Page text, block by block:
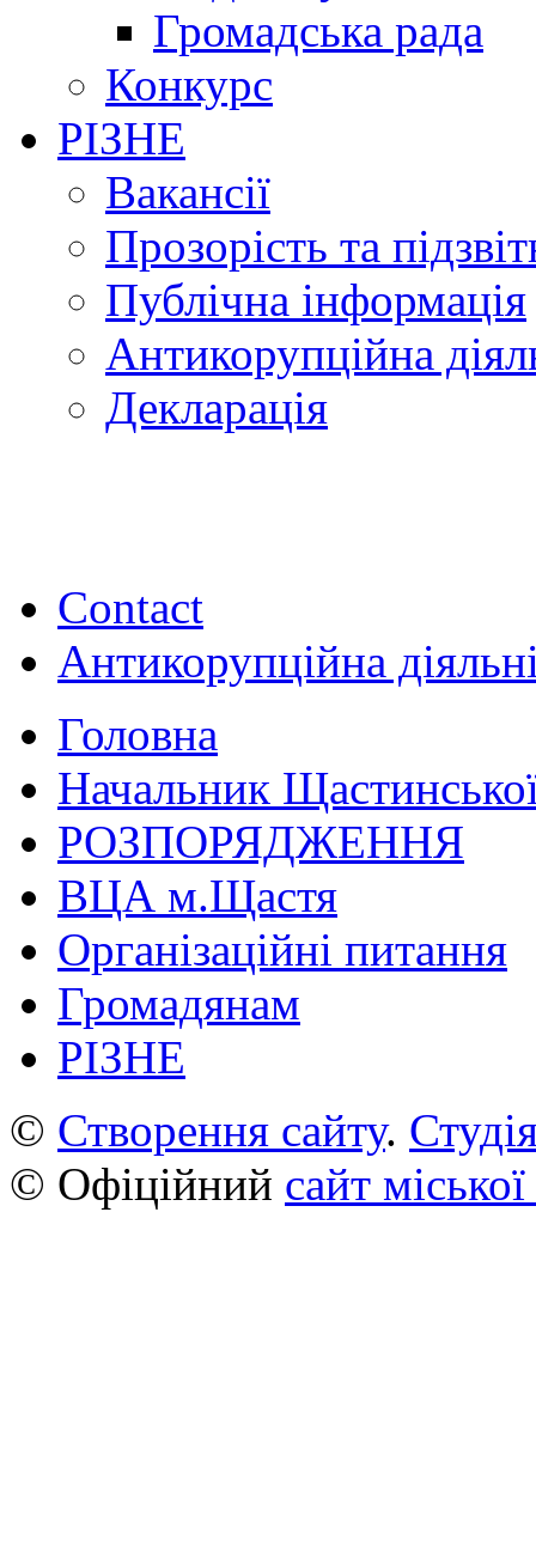
Громадська рада
Конкурс
РІЗНЕ
Вакансії
Прозорість та
Публічна інформація
Антикорупційна
Декларація
Contact
Антикорупційна
Головна
Начальник
РОЗПОРЯДЖЕННЯ
ВЦА м.Щастя
Організаційні питання
Громадянам
РІЗНЕ
© Створення сайту.
© Офіційний сайт